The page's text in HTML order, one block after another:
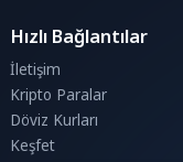
Hızlı Bağlantılar
İletişim
Kripto Paralar
Döviz Kurları
Keşfet